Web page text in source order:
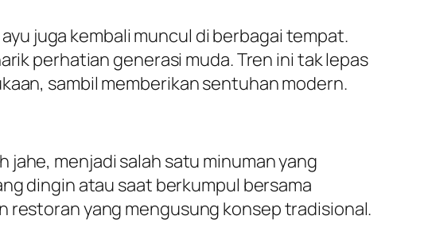
juga kembali muncul di berbagai tempat.
perhatian generasi muda. Tren ini tak lepas
sambil memberikan sentuhan modern.
menjadi salah satu minuman yang
dingin atau saat berkumpul bersama
restoran yang mengusung konsep tradisional.